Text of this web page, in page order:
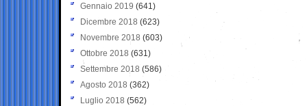
Gennaio 2019 (641)
Dicembre 2018 (623)
Novembre 2018 (603)
Ottobre 2018 (631)
Settembre 2018 (586)
Agosto 2018 (362)
Luglio 2018 (562)